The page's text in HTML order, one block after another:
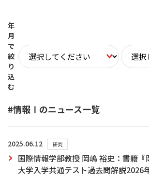
年
月
で
絞
り
込
む
#情報Ⅰのニュース一覧
2025.06.12 研究
国際情報学部教授 岡嶋 裕史：書籍『
大学入学共通テスト過去問解説2026